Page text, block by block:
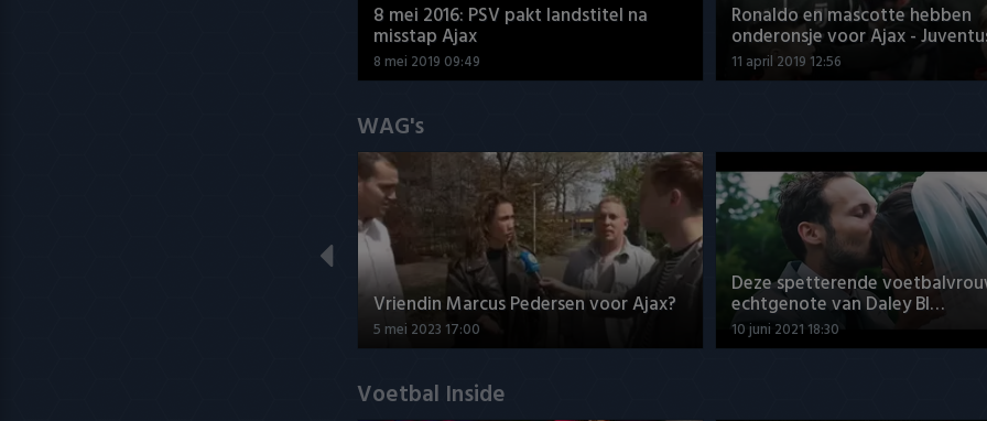
8 mei 2016: PSV pakt landstitel na
misstap Ajax
8 mei 2019 09:49
Ronaldo en mascotte hebben
onderonsje voor Ajax -
11 april 2019 12:56
WAG's
Vriendin Marcus Pedersen voor Ajax?
5 mei 2023 17:00
Deze spetterende
echtgenote van Daley Bl…
10 juni 2021 18:30
Voetbal Inside